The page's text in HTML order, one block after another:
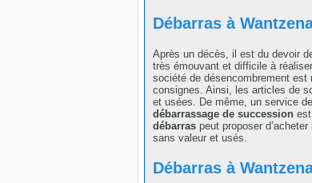
Débarras à
Après un décès, il est du devoir
très émouvant et difficile à
société de désencombrement est
consignes. Ainsi, les articles de
et usées. De même, un service
débarrassage de succession
débarras peut proposer
sans valeur et usés.
Débarras à